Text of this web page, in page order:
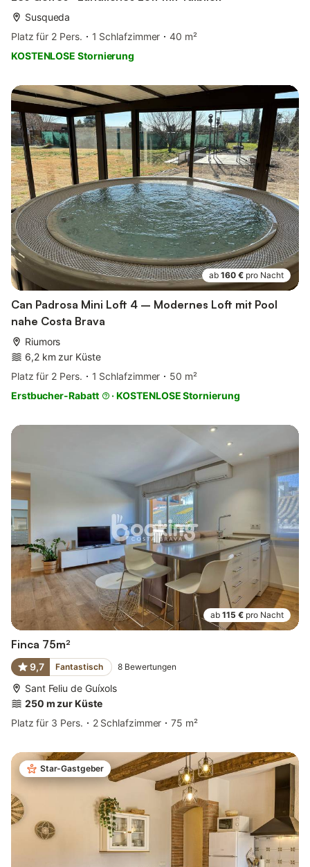
Susqueda
Platz für 2 Pers.
1 Schlafzimmer
40 m²
KOSTENLOSE Stornierung
ab 160 € pro Nacht
Can Padrosa Mini Loft 4 – Modernes Loft mit Pool
nahe Costa Brava
Riumors
6,2 km zur Küste
Platz für 2 Pers.
1 Schlafzimmer
50 m²
Erstbucher-Rabatt
·KOSTENLOSE Stornierung
ab 115 € pro Nacht
Finca 75m²
9,7 Fantastisch 8 Bewertungen
Sant Feliu de Guíxols
250 m zur Küste
Platz für 3 Pers.
2 Schlafzimmer 75 m²
Star-Gastgeber